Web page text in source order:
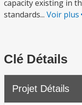
capacity existing in
standards... Voir plus
Clé Détails
Projet Détails